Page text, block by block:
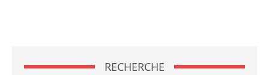
RECHERCHE